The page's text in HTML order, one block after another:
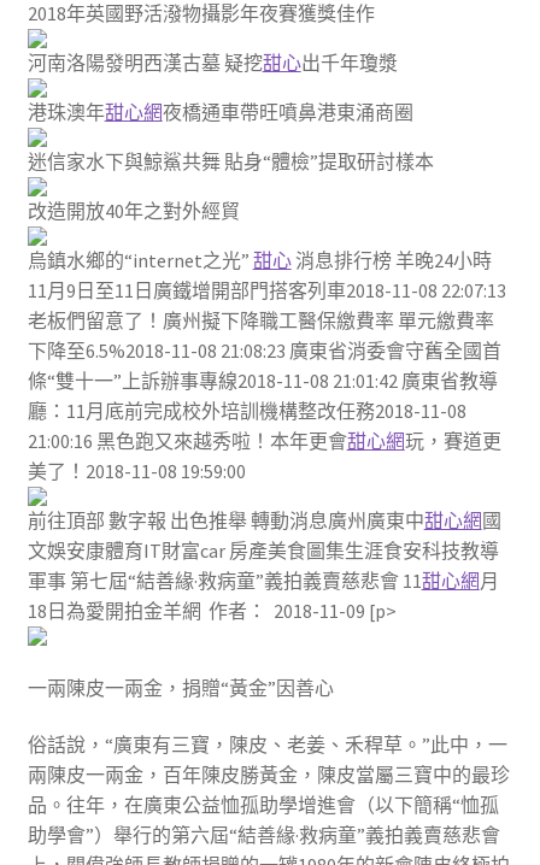
2018年英國野活潑物攝影年夜賽獲獎佳作
河南洛陽發明西漢古墓 疑挖甜心出千年瓊漿
港珠澳年甜心網夜橋通車帶旺噴鼻港東涌商圈
迷信家水下與鯨鯊共舞 貼身“體檢”提取研討樣本
改造開放40年之對外經貿
烏鎮水鄉的“internet之光” 甜心消息排行榜 羊晚24小時
11月9日至11日廣鐵增開部門搭客列車2018-11-08 22:07:13
老板們留意了！廣州擬下降職工醫保繳費率 單元繳費率
下降至6.5%2018-11-08 21:08:23 廣東省消委會守舊全國首
條“雙十一”上訴辦事專線2018-11-08 21:01:42 廣東省教導
廳：11月底前完成校外培訓機構整改任務2018-11-08
21:00:16 黑色跑又來越秀啦！本年更會甜心網玩，賽道更
美了！2018-11-08 19:59:00
前往頂部 數字報 出色推舉 轉動消息廣州廣東中甜心網 國
文娛安康體育IT財富car 房產美食圖集生涯食安科技教導
軍事 第七屆“結善緣·救病童”義拍義賣慈悲會 11甜心網月
18日為愛開拍金羊網 作者： 2018-11-09 [p>
一兩陳皮一兩金，捐贈“黃金”因善心
俗話說，“廣東有三寶，陳皮、老姜、禾稈草。”此中，一
兩陳皮一兩金，百年陳皮勝黃金，陳皮當屬三寶中的最珍
品。往年，在廣東公益恤孤助學增進會（以下簡稱“恤孤
助學會”）舉行的第六屆“結善緣·救病童”義拍義賣慈悲會